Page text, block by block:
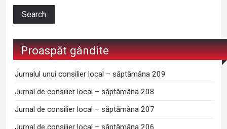
Proaspăt gândite
Jurnalul unui consilier local – săptămâna 209
Jurnal de consilier local – săptămâna 208
Jurnal de consilier local – săptămâna 207
Jurnal de consilier local – săptămâna 206